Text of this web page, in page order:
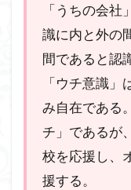
「うちの会
識に内と外の
間であると認
「ウチ意識
み自在である
チ」であるが
校を応援し、
援する。